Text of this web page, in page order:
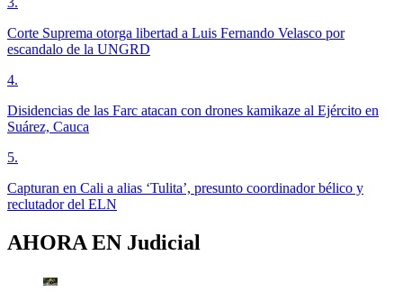
Corte Suprema otorga libertad a Luis Fernando Velasco por
escandalo de la UNGRD
4.
Disidencias de las Farc atacan con drones kamikaze al Ejército en
Suárez, Cauca
5.
Capturan en Cali a alias ‘Tulita’, presunto coordinador bélico y
reclutador del ELN
AHORA EN Judicial